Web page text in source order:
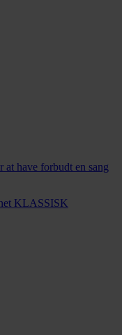
have forbudt en sang